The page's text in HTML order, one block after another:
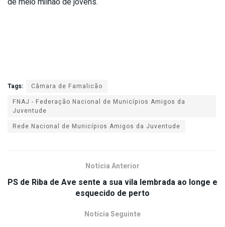
Tags:
Câmara de Famalicão
FNAJ - Federação Nacional de Municípios Amigos da
Juventude
Rede Nacional de Municípios Amigos da Juventude
Notícia Anterior
PS de Riba de Ave sente a sua vila lembrada ao longe e
esquecido de perto
Notícia Seguinte